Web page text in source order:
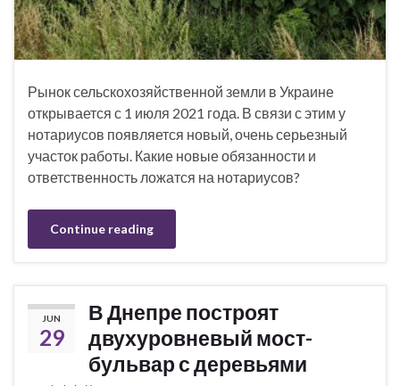
Рынок сельскохозяйственной земли в Украине
открывается с 1 июля 2021 года. В связи с этим у
нотариусов появляется новый, очень серьезный
участок работы. Какие новые обязанности и
ответственность ложатся на нотариусов?
Continue reading
JUN
29
В Днепре построят
двухуровневый мост-
бульвар с деревьями